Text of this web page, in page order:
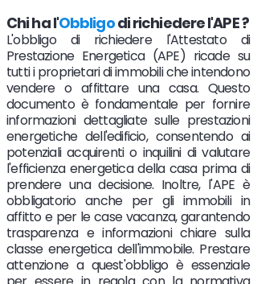
Chi ha l'Obbligodi richiedere l'APE ?
L'obbligo di richiedere l'Attestato di
Prestazione Energetica (APE) ricade su
tutti i proprietari di immobili che intendono
vendere o affittare una casa. Questo
documento è fondamentale per fornire
informazioni dettagliate sulle prestazioni
energetiche dell'edificio, consentendo ai
potenziali acquirenti o inquilini di valutare
l'efficienza energetica della casa prima di
prendere una decisione. Inoltre, l'APE è
obbligatorio anche per gli immobili in
affitto e per le case vacanza, garantendo
trasparenza e informazioni chiare sulla
classe energetica dell'immobile. Prestare
attenzione a quest'obbligo è essenziale